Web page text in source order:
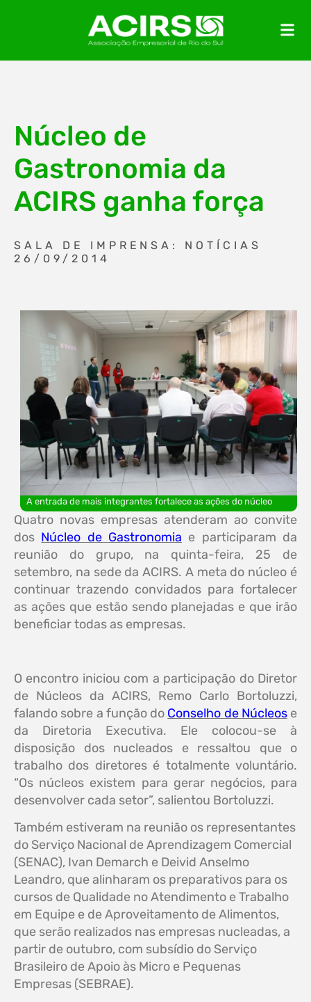
Núcleo de
Gastronomia da
ACIRS ganha força
SALA DE IMPRENSA: NOTÍCIAS
26/09/2014
A entrada de mais integrantes fortalece as ações do núcleo
Quatro novas empresas atenderam ao convite
dos Núcleo de Gastronomia e participaram da
reunião do grupo, na quinta-feira, 25 de
setembro, na sede da ACIRS. A meta do núcleo é
continuar trazendo convidados para fortalecer
as ações que estão sendo planejadas e que irão
beneficiar todas as empresas.
O encontro iniciou com a participação do Diretor
de Núcleos da ACIRS, Remo Carlo Bortoluzzi,
falando sobre a função do Conselho de Núcleose
da Diretoria Executiva. Ele colocou-se à
disposição dos nucleados e ressaltou que o
trabalho dos diretores é totalmente voluntário.
“Os núcleos existem para gerar negócios, para
desenvolver cada setor”, salientou Bortoluzzi.
Também estiveram na reunião os representantes
do Serviço Nacional de Aprendizagem Comercial
(SENAC), Ivan Demarch e Deivid Anselmo
Leandro, que alinharam os preparativos para os
cursos de Qualidade no Atendimento e Trabalho
em Equipe e de Aproveitamento de Alimentos,
que serão realizados nas empresas nucleadas, a
partir de outubro, com subsídio do Serviço
Brasileiro de Apoio às Micro e Pequenas
Empresas (SEBRAE).